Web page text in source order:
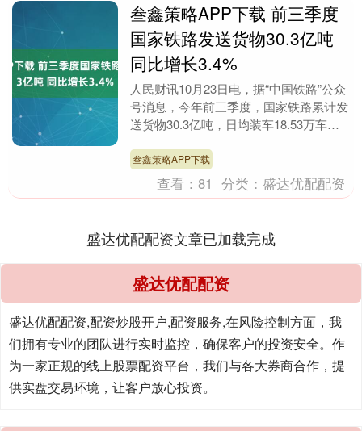
叁鑫策略APP下载 前三季度
国家铁路发送货物30.3亿吨
同比增长3.4%
人民财讯10月23日电，据“中国铁路”公众
号消息，今年前三季度，国家铁路累计发
送货物30.3亿吨，日均装车18.53万车，
叁鑫策略APP下载
查看：81 分类： 盛达优配配资
盛达优配配资文章已加载完成
盛达优配配资
盛达优配配资,配资炒股开户,配资服务,在风险控制方面，我
们拥有专业的团队进行实时监控，确保客户的投资安全。作
为一家正规的线上股票配资平台，我们与各大券商合作，提
供实盘交易环境，让客户放心投资。